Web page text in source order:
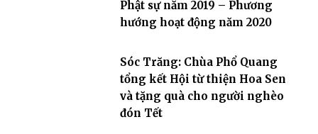
Phật sự năm 2019 – Phương
hướng hoạt động năm 2020
Sóc Trăng: Chùa Phổ Quang
tổng kết Hội từ thiện Hoa Sen
và tặng quà cho người nghèo
đón Tết